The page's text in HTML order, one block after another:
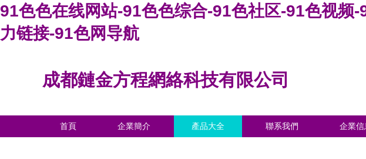
91色色在线网站-91色色综合-91色社区-91色视
力链接-91色网导航
成都鏈金方程網絡科技有限公司
首頁 企業簡介 產品大全 聯系我們 企業信